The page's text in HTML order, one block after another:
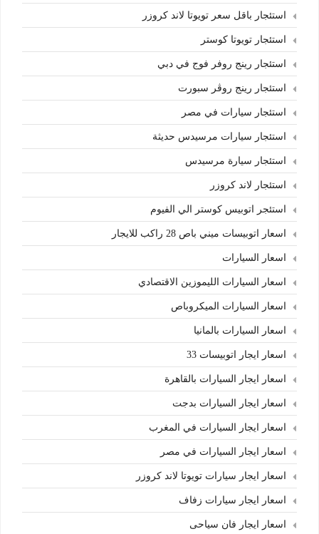
استئجار باقل سعر تويوتا لاند كروزر
استئجار تويوتا كوستر
استئجار رينج روفر فوج في دبي
استئجار رينج روڤر سبورت
استئجار سيارات في مصر
استئجار سيارات مرسيدس حديثة
استئجار سيارة مرسيدس
استئجار لاند كروزر
استئجر اتوبيس كوستر الي الفيوم
اسعار اتوبيسات ميني باص 28 راكب للايجار
اسعار السيارات
اسعار السيارات الليموزين الاقتصادي
اسعار السيارات الميكروباص
اسعار السيارات بالمانيا
اسعار ايجار اتوبيسات 33
اسعار ايجار السيارات بالقاهرة
اسعار ايجار السيارات بدجت
اسعار ايجار السيارات في المغرب
اسعار ايجار السيارات في مصر
اسعار ايجار سيارات تويوتا لاند كروزر
اسعار ايجار سيارات زفاف
اسعار ايجار فان سياحى